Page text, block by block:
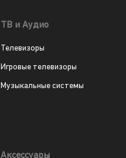
ТВ и Аудио
Телевизоры
Игровые телевизоры
Музыкальные системы
Аксессуары